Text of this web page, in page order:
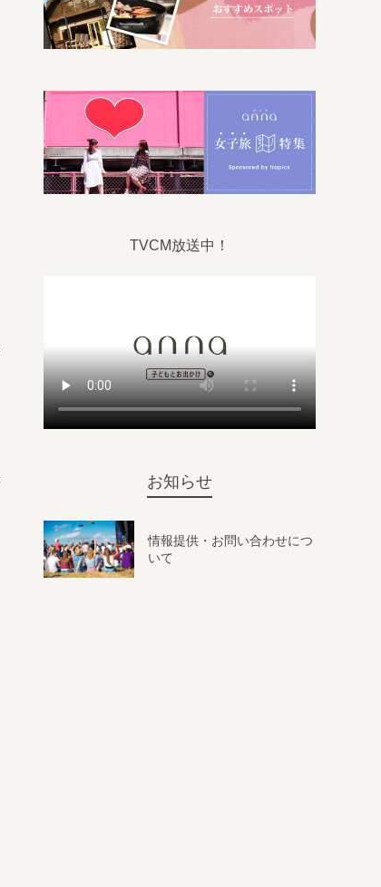
TVCM放送中！
お知らせ
情報提供・お問い合わせにつ
いて